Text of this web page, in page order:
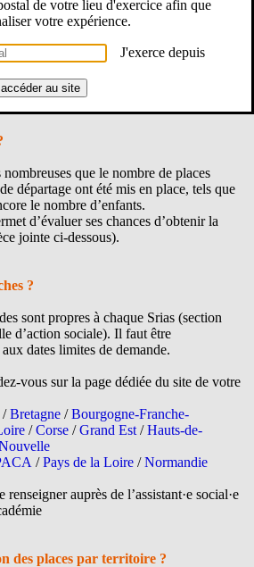
aux agents publics rémunérés sur
des AED et AESH en est donc
sont très souvent recrutés directement par
une DSDEN ou un rectorat.
que le nombre de places
départage ont été mis en place, tels que
le nombre d’enfants.
d’évaluer ses chances d’obtenir la
jointe ci-dessous).
?
sont propres à chaque Srias (section
d’action sociale). Il faut être
dates limites de demande.
vous sur la page dédiée du site de votre
/Bretagne /Bourgogne-Franche-
/Corse /Grand Est /Hauts-de-
/Pays de la Loire /Normandie
auprès de l’assistant·e social·e
des places par territoire ?
de votre lieu d'exercice afin que
votre expérience.
J'exerce depuis
au site